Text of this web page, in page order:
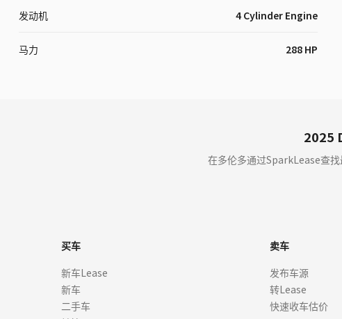
发动机 4 Cylinder Engine
马力 288 HP
2025
在多伦多通过SparkLease查
买车
新车Lease
新车
二手车
卖车
发布车源
转Lease
快速收车估价